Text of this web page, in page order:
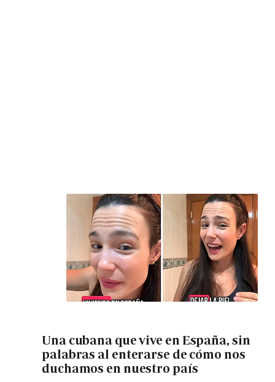
Una cubana que vive en España, sin
palabras al enterarse de cómo nos
duchamos en nuestro país